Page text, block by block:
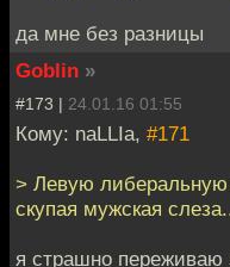
да мне без разницы
Goblin »
#173 | 24.01.16 01:55
Кому: naLLIa, #171
> Левую
скупая мужская
я страшно переживаю